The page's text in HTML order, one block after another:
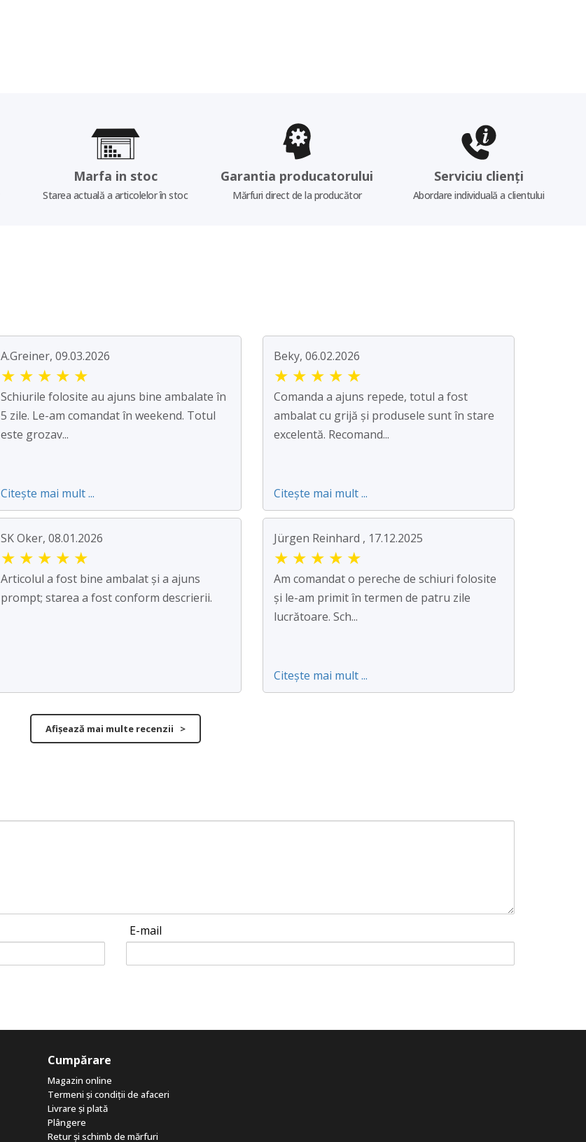
Marfa in stoc
Starea actuală a articolelor în stoc
Garantia producatorului
Mărfuri direct de la producător
Serviciu clienți
Abordare individuală a clientului
A.Greiner, 09.03.2026
★ ★ ★ ★ ★
Schiurile folosite au ajuns bine ambalate în
5 zile. Le-am comandat în weekend. Totul
este grozav...
Citește mai mult ...
Beky, 06.02.2026
★ ★ ★ ★ ★
Comanda a ajuns repede, totul a fost
ambalat cu grijă și produsele sunt în stare
excelentă. Recomand...
Citește mai mult ...
SK Oker, 08.01.2026
★ ★ ★ ★ ★
Articolul a fost bine ambalat și a ajuns
prompt; starea a fost conform descrierii.
Jürgen Reinhard , 17.12.2025
★ ★ ★ ★ ★
Am comandat o pereche de schiuri folosite
și le-am primit în termen de patru zile
lucrătoare. Sch...
Citește mai mult ...
Afișează mai multe recenzii >
E-mail
Cumpărare
Magazin online
Termeni și condiții de afaceri
Livrare și plată
Plângere
Retur și schimb de mărfuri